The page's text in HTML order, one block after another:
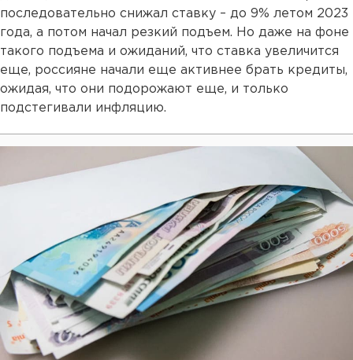
последовательно снижал ставку – до 9% летом 2023
года, а потом начал резкий подъем. Но даже на фоне
такого подъема и ожиданий, что ставка увеличится
еще, россияне начали еще активнее брать кредиты,
ожидая, что они подорожают еще, и только
подстегивали инфляцию.